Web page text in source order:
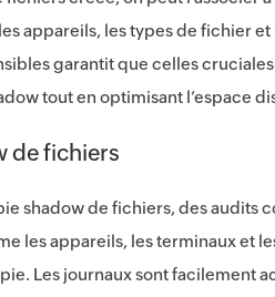
appareils, les types de fichier
garantit que celles
tout en optimisant l’espace
de fichiers
shadow de fichiers, des audits
les appareils, les terminaux et
Les journaux sont facilement